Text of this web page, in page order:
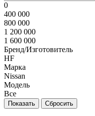
0
400 000
800 000
1 200 000
1 600 000
Бренд/Изготовитель
HF
Марка
Nissan
Модель
Все